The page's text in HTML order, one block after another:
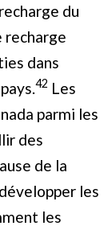
du
recharge
dans
42 Les
parmi les
des
de la
les
les